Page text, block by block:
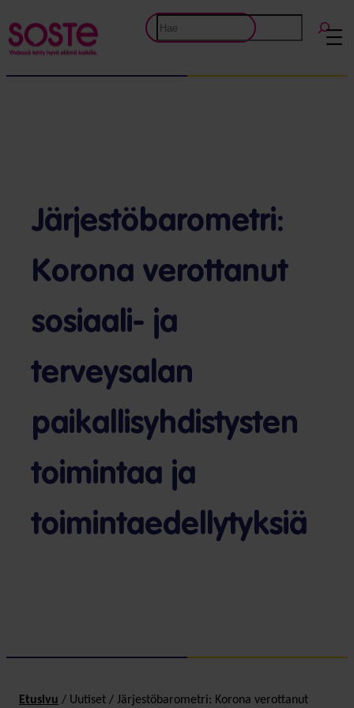
Etsi
Järjestöbarometri:
Korona verottanut
sosiaali- ja
terveysalan
paikallisyhdistysten
toimintaa ja
toimintaedellytyksiä
Etusivu / Uutiset / Järjestöbarometri: Korona verottanut